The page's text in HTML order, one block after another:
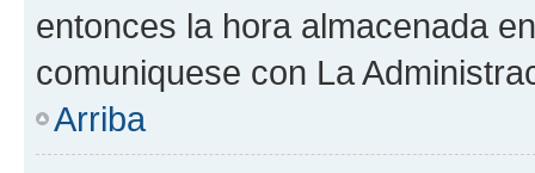
entonces la hora almacenada
comuniquese con La
Arriba